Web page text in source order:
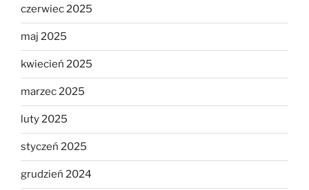
czerwiec 2025
maj 2025
kwiecień 2025
marzec 2025
luty 2025
styczeń 2025
grudzień 2024